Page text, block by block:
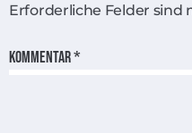
Erforderliche Felder sind
Kommentar*